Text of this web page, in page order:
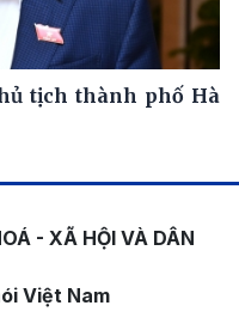
tịch thành phố Hà
- XÃ HỘI VÀ DÂN
Việt Nam